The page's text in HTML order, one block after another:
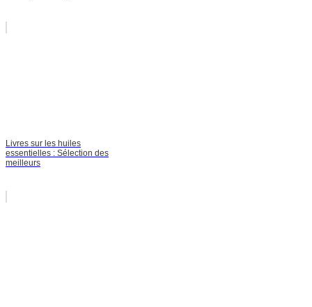
Livres sur les huiles
essentielles : Sélection des
meilleurs